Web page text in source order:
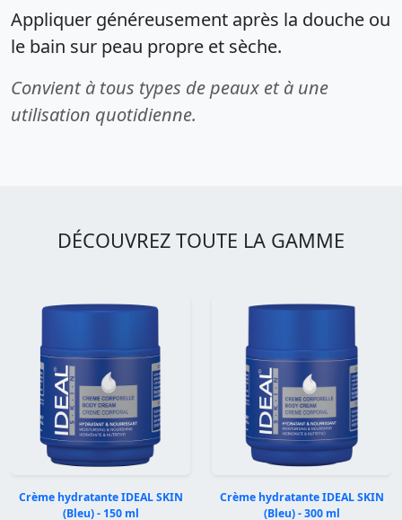
Appliquer généreusement après la douche ou
le bain sur peau propre et sèche.
Convient à tous types de peaux et à une
utilisation quotidienne.
DÉCOUVREZ TOUTE LA GAMME
Crème hydratante IDEAL SKIN
(Bleu) - 150 ml
Crème hydratante IDEAL SKIN
(Bleu) - 300 ml